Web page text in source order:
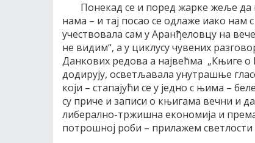
Понекад се и поред жарке жеље
нама – и тај посао се одлаже иако нам
учествовала сам у Аранђеловцу на
не видим“, а у циклусу чувених
Данкових редова а највећма „Књиге о
додирују, осветљавала унутрашње
који – стапајући се у једно с њима –
су приче и записи о књигама вечни и
либерално-тржишна економија и
потрошној роби – прилажем